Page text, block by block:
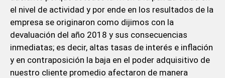
el nivel de actividad y por ende en los resultados de la
empresa se originaron como dijimos con la
devaluación del año 2018 y sus consecuencias
inmediatas; es decir, altas tasas de interés e inflación
y en contraposición la baja en el poder adquisitivo de
nuestro cliente promedio afectaron de manera